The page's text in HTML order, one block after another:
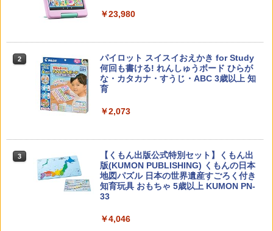
2 子どもが変わる魔法の言葉
￥2,200
カウンセリングとは何か 変化するという
こと (講談社現代新書 2787)
￥1,540
￥23,980
2
パイロット スイスイおえかき for Study
何回も書ける! れんしゅうボード ひらが
な・カタカナ・すうじ・ABC 3歳以上 知
育
￥2,073
3
【くもん出版公式特別セット】くもん出
版(KUMON PUBLISHING) くもんの日本
地図パズル 日本の世界遺産すごろく付き
知育玩具 おもちゃ 5歳以上 KUMON PN-
33
￥4,046